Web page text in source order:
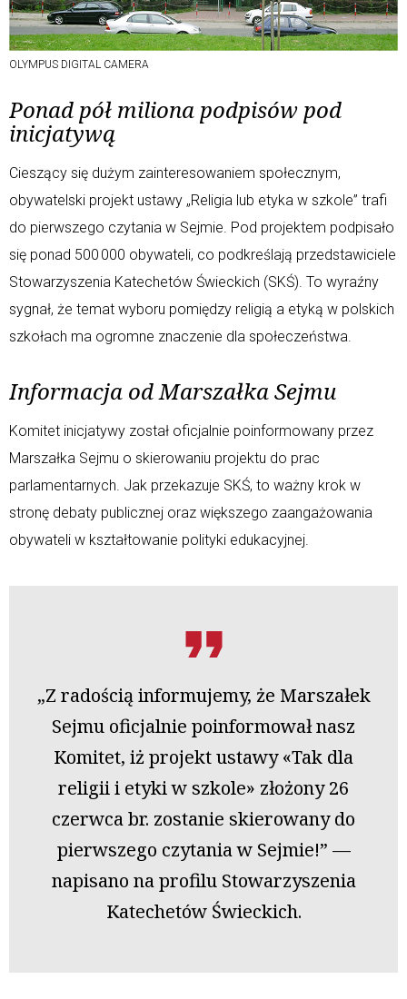
OLYMPUS DIGITAL CAMERA
Ponad pół miliona podpisów pod
inicjatywą
Cieszący się dużym zainteresowaniem społecznym,
obywatelski projekt ustawy „Religia lub etyka w szkole” trafi
do pierwszego czytania w Sejmie. Pod projektem podpisało
się ponad 500 000 obywateli, co podkreślają przedstawiciele
Stowarzyszenia Katechetów Świeckich (SKŚ). To wyraźny
sygnał, że temat wyboru pomiędzy religią a etyką w polskich
szkołach ma ogromne znaczenie dla społeczeństwa.
Informacja od Marszałka Sejmu
Komitet inicjatywy został oficjalnie poinformowany przez
Marszałka Sejmu o skierowaniu projektu do prac
parlamentarnych. Jak przekazuje SKŚ, to ważny krok w
stronę debaty publicznej oraz większego zaangażowania
obywateli w kształtowanie polityki edukacyjnej.
„Z radością informujemy, że Marszałek
Sejmu oficjalnie poinformował nasz
Komitet, iż projekt ustawy «Tak dla
religii i etyki w szkole» złożony 26
czerwca br. zostanie skierowany do
pierwszego czytania w Sejmie!” —
napisano na profilu Stowarzyszenia
Katechetów Świeckich.